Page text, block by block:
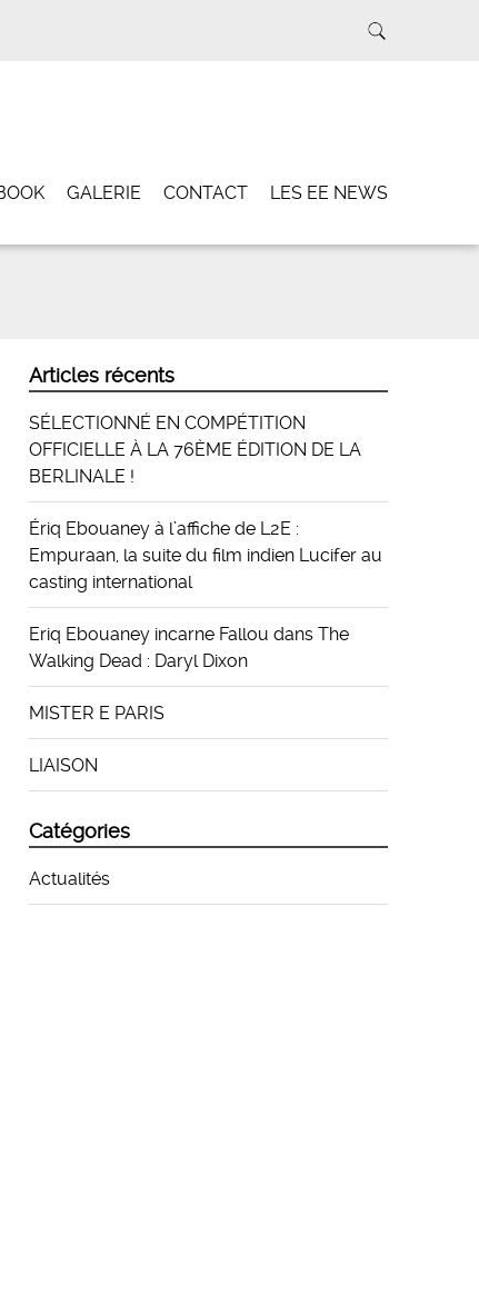
GALERIE CONTACT LES EE NEWS
Articles récents
SÉLECTIONNÉ EN COMPÉTITION
OFFICIELLE À LA 76ÈME ÉDITION DE LA
BERLINALE !
Ériq Ebouaney à l’affiche de L2E :
Empuraan, la suite du film indien Lucifer au
casting international
Eriq Ebouaney incarne Fallou dans The
Walking Dead : Daryl Dixon
MISTER E PARIS
LIAISON
Catégories
Actualités